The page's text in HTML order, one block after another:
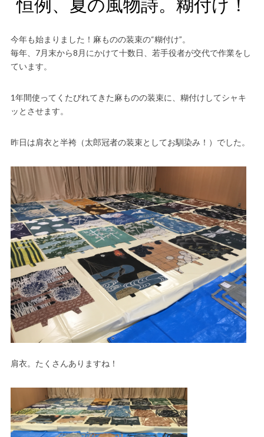
今年も始まりました！麻ものの装束の“糊付け”。
毎年、7月末から8月にかけて十数日、若手役者が交代で作業をし
ています。
1年間使ってくたびれてきた麻ものの装束に、糊付けしてシャキ
ッとさせます。
昨日は肩衣と半袴（太郎冠者の装束としてお馴染み！）でした。
肩衣。たくさんありますね！